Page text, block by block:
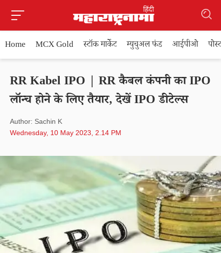
Home MCX Gold स्टॉक मार्केट म्युचुअल फंड आईपीओ
RR Kabel IPO | RR कैबल कंपनी का IPO
लॉन्च होने के लिए तैयार, देखें IPO डीटेल्स
Author: Sachin K
Wednesday, 10 May 2023, 2.14 PM